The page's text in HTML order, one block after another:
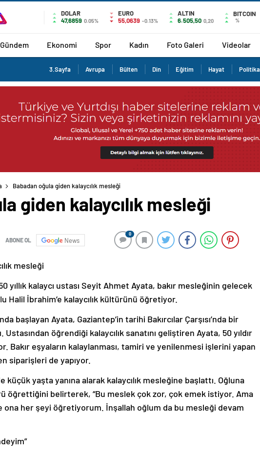
DOLAR
47,6859 0.05%
EURO
55,0639 -0.13%
ALTIN
6.505,50 0,20
BITCOIN
%
Gündem Ekonomi Spor Kadın Foto Galeri Videolar
3.Sayfa Avrupa Bülten Din Eğitim Hayat Politika
Babadan oğula giden kalaycılık mesleği
giden kalaycılık mesleği
ABONE OL News
0
mesleği
yıllık kalaycı ustası Seyit Ahmet Ayata, bakır mesleğinin gelecek
Halil İbrahim’e kalaycılık kültürünü öğretiyor.
başlayan Ayata, Gaziantep’in tarihi Bakırcılar Çarşısı’nda bir
Ustasından öğrendiği kalaycılık sanatını geliştiren Ayata, 50 yıldır
Bakır eşyaların kalaylanması, tamiri ve yenilenmesi işlerini yapan
siparişleri de yapıyor.
küçük yaşta yanına alarak kalaycılık mesleğine başlattı. Oğluna
öğrettiğini belirterek, “Bu meslek çok zor, çok emek istiyor. Ama
ona her şeyi öğretiyorum. İnşallah oğlum da bu mesleği devam